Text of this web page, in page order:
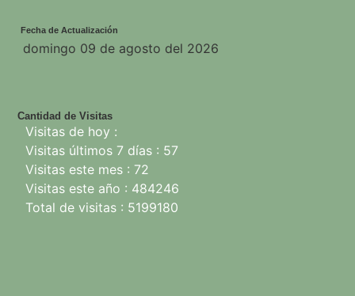
Fecha de Actualización
Cantidad de Visitas
Visitas de hoy :
Visitas últimos 7 días : 57
Visitas este mes : 72
Visitas este año : 484246
Total de visitas : 5199180
domingo 09 de agosto del 2026